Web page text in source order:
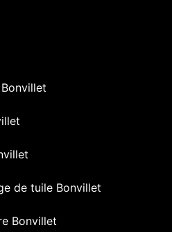
de tuile Bonvillet
Bonvillet